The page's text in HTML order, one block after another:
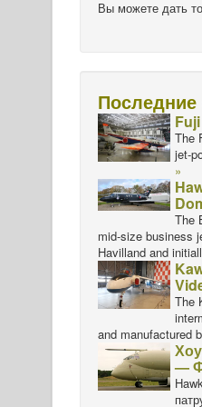
Вы можете дать
The
jet-
»
The
mid-size business
Havilland and
The
and manufactured
—